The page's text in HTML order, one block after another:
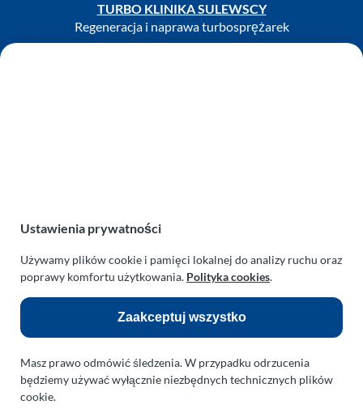
TURBO KLINIKA SULEWSCY
Regeneracja i naprawa turbosprężarek
Odnośniki:
Flight Operations Consulting
Motopark Koszalin
Rodzina Wolarków
Ustawienia prywatności
Używamy plików cookie i pamięci lokalnej do analizy ruchu oraz
poprawy komfortu użytkowania. Polityka cookies.
Zaakceptuj wszystko
Masz prawo odmówić śledzenia. W przypadku odrzucenia
będziemy używać wyłącznie niezbędnych technicznych plików
cookie.